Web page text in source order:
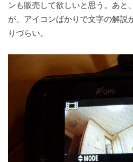
ンも販売して欲しいと思う。あと
が、アイコンばかりで文字の解説
りづらい。